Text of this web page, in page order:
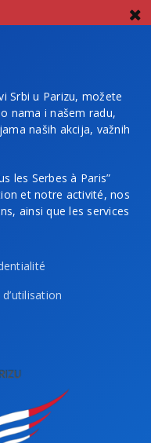
Srbi u Parizu, možete
nama i našem radu,
naših akcija, važnih
les Serbes à Paris”
et notre activité, nos
ainsi que les services